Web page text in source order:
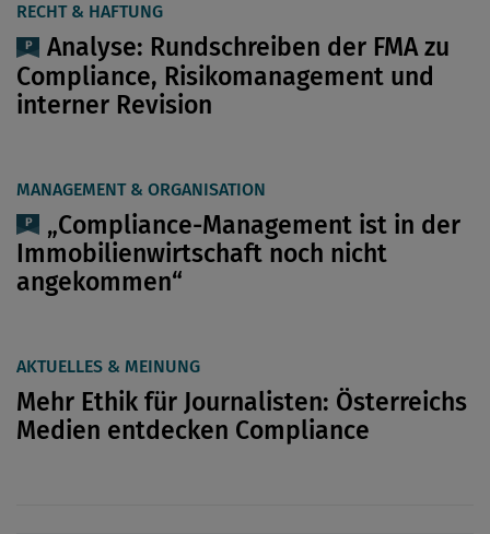
RECHT & HAFTUNG
Analyse: Rundschreiben der FMA zu
Compliance, Risikomanagement und
interner Revision
MANAGEMENT & ORGANISATION
„Compliance-Management ist in der
Immobilienwirtschaft noch nicht
angekommen“
AKTUELLES & MEINUNG
Mehr Ethik für Journalisten: Österreichs
Medien entdecken Compliance